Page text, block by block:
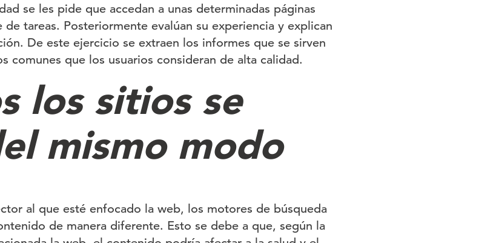
se les pide que accedan a unas determinadas páginas
tareas. Posteriormente evalúan su experiencia y explican
De este ejercicio se extraen los informes que se sirven
comunes que los usuarios consideran de alta calidad.
los sitios se
mismo modo
al que esté enfocado la web, los motores de búsqueda
de manera diferente. Esto se debe a que, según la